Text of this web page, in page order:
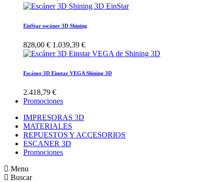
EinStar escáner 3D Shining
828,00 € 1.039,39 €
Escáner 3D Einstar VEGA Shining 3D
2.418,79 €
Promociones
IMPRESORAS 3D
MATERIALES
REPUESTOS Y ACCESORIOS
ESCANER 3D
Promociones
Menu
Buscar